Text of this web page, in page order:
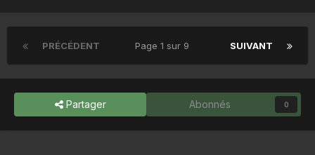
PRÉCÉDENT SUIVANT
Page 1 sur 9
Partager Abonnés 0